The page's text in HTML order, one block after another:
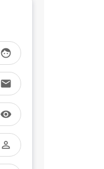
face
email
visibility
perm_identity